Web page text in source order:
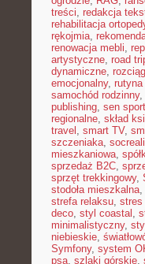
treści, redakcja
rehabilitacja
rękojmia,
renowacja mebli,
artystyczne, road
dynamiczne,
emocjonalny, rutyna
samochód rodzinny,
publishing, sen
regionalne, skład
travel , smart TV,
szczeniaka,
mieszkaniowa,
sprzedaż B2C,
sprzęt trekkingowy,
stodoła mieszkalna,
strefa relaksu, stres
deco, styl coastal ,
minimalistyczny,
niebieskie,
Symfony, system
psa, szlaki górskie,